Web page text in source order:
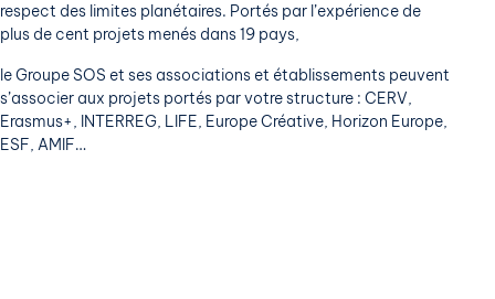
respect des limites planétaires. Portés par l’expérience de
plus de cent projets menés dans 19 pays,
le Groupe SOS et ses associations et établissements peuvent
s’associer aux projets portés par votre structure : CERV,
Erasmus+, INTERREG, LIFE, Europe Créative, Horizon Europe,
ESF, AMIF…